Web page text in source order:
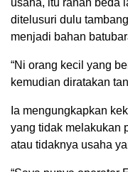
ditelusuri dulu
menjadi bahan
“Ni orang kecil yang
kemudian diratakan
Ia mengungkapkan
yang tidak melakukan
atau tidaknya usaha